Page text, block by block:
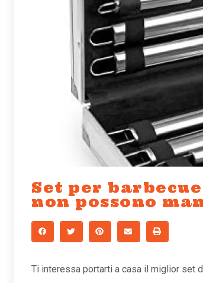
Set per
non possono
Ti interessa portarti a casa il miglior set